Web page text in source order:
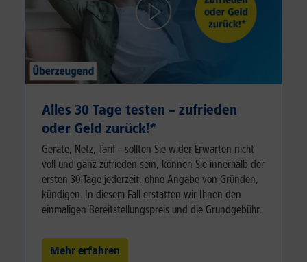
Alles 30 Tage testen – zufrieden
oder Geld zurück!⁠*
Geräte, Netz, Tarif – sollten Sie wider Erwarten nicht
voll und ganz zufrieden sein, können Sie innerhalb der
ersten 30 Tage jederzeit, ohne Angabe von Gründen,
kündigen. In diesem Fall erstatten wir Ihnen den
einmaligen Bereitstellungspreis und die Grundgebühr.
Mehr erfahren